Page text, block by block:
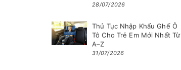
28/07/2026
Thủ Tục Nhập Khẩu Ghế Ô
Tô Cho Trẻ Em Mới Nhất Từ
A–Z
31/07/2026